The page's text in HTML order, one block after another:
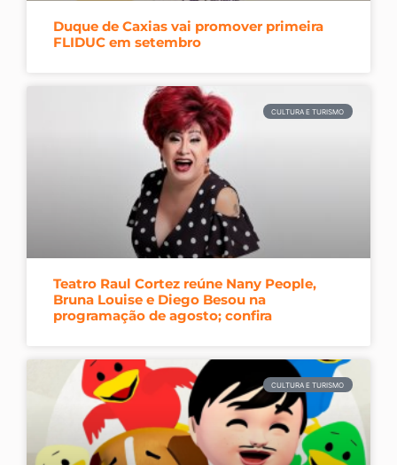
Duque de Caxias vai promover primeira
FLIDUC em setembro
CULTURA E TURISMO
Teatro Raul Cortez reúne Nany People,
Bruna Louise e Diego Besou na
programação de agosto; confira
CULTURA E TURISMO